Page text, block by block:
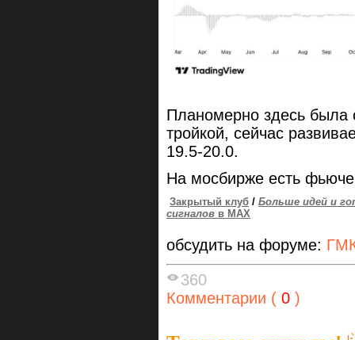
Планомерно здесь была
тройкой, сейчас
19.5-20.0.
На мосбирже есть
Закрытый клуб / Больше идей и
сигналов в MAX
обсудить на форуме:
360
Комментарии ( 0 )